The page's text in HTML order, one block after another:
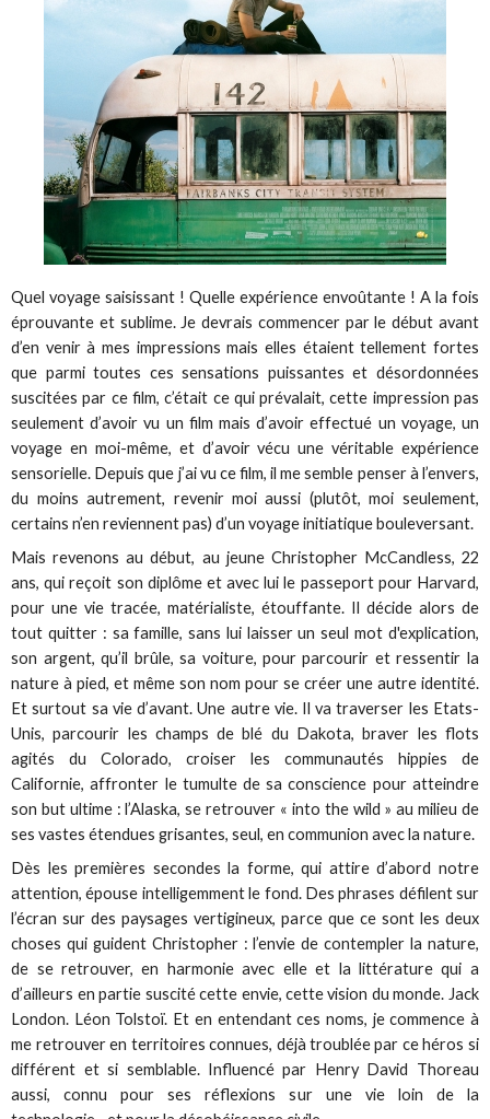
Quel voyage saisissant ! Quelle expérience envoûtante ! A la fois
éprouvante et sublime. Je devrais commencer par le début avant
d’en venir à mes impressions mais elles étaient tellement fortes
que parmi toutes ces sensations puissantes et désordonnées
suscitées par ce film, c’était ce qui prévalait, cette impression pas
seulement d’avoir vu un film mais d’avoir effectué un voyage, un
voyage en moi-même, et d’avoir vécu une véritable expérience
sensorielle. Depuis que j’ai vu ce film, il me semble penser à l’envers,
du moins autrement, revenir moi aussi (plutôt, moi seulement,
certains n’en reviennent pas) d’un voyage initiatique bouleversant.
Mais revenons au début, au jeune Christopher McCandless, 22
ans, qui reçoit son diplôme et avec lui le passeport pour Harvard,
pour une vie tracée, matérialiste, étouffante. Il décide alors de
tout quitter : sa famille, sans lui laisser un seul mot d'explication,
son argent, qu’il brûle, sa voiture, pour parcourir et ressentir la
nature à pied, et même son nom pour se créer une autre identité.
Et surtout sa vie d’avant. Une autre vie. Il va traverser les Etats-
Unis, parcourir les champs de blé du Dakota, braver les flots
agités du Colorado, croiser les communautés hippies de
Californie, affronter le tumulte de sa conscience pour atteindre
son but ultime : l’Alaska, se retrouver « into the wild » au milieu de
ses vastes étendues grisantes, seul, en communion avec la nature.
Dès les premières secondes la forme, qui attire d’abord notre
attention, épouse intelligemment le fond. Des phrases défilent sur
l’écran sur des paysages vertigineux, parce que ce sont les deux
choses qui guident Christopher : l’envie de contempler la nature,
de se retrouver, en harmonie avec elle et la littérature qui a
d’ailleurs en partie suscité cette envie, cette vision du monde. Jack
London. Léon Tolstoï. Et en entendant ces noms, je commence à
me retrouver en territoires connues, déjà troublée par ce héros si
différent et si semblable. Influencé par Henry David Thoreau
aussi, connu pour ses réflexions sur une vie loin de la